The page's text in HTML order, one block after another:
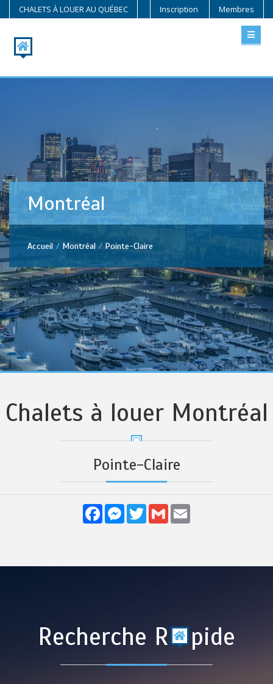
CHALETS À LOUER AU QUÉBEC Inscription Membres
Montréal
Accueil Montréal Pointe-Claire
Chalets à louer Montréal
Pointe-Claire
FacebookMessenger
TwitterGmail
Recherche R pide